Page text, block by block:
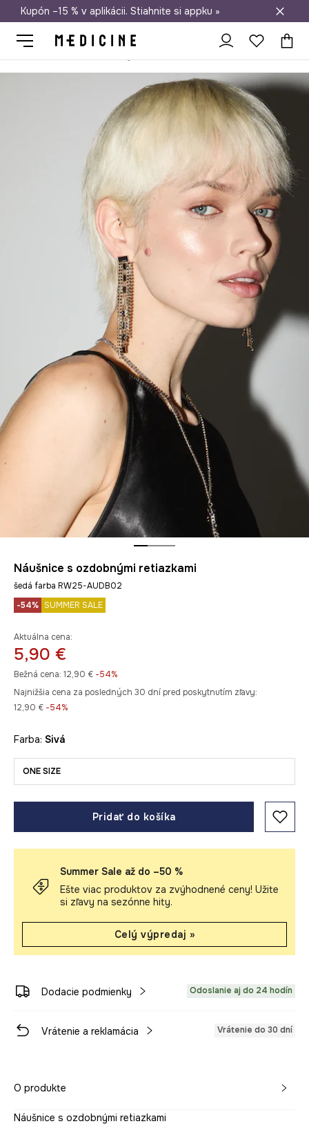
Doprava zadarmo od 50 €
Kupón –15 % v aplikácii. Stiahnite si appku »
Náušnice s ozdobnými retiazkami
šedá farba RW25-AUDB02
-54% SUMMER SALE
Aktuálna cena:
5,90 €
Bežná cena: 12,90 € -54%
Najnižšia cena za posledných 30 dní pred poskytnutím zľavy:
12,90 € -54%
Farba: sivá
ONE SIZE
Pridať do košíka
Summer Sale až do –50 %
Ešte viac produktov za zvýhodnené ceny! Užite
si zľavy na sezónne hity.
Celý výpredaj »
Dodacie podmienky Odoslanie aj do 24 hodín
Vrátenie a reklamácia Vrátenie do 30 dní
O produkte
Náušnice s ozdobnými retiazkami